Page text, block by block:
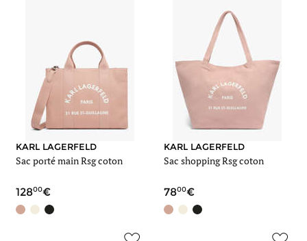
KARL LAGERFELD
Sac porté main Rsg coton
12800
KARL LAGERFELD
Sac shopping Rsg coton
7800